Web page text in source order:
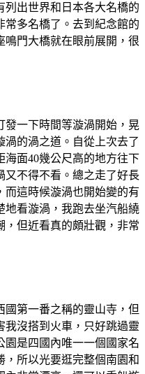
列出世界和日本各大名橋的
常多名橋了。去到紀念館的
鳴門大橋就在眼前展開，很
發一下時間等漩渦開始，晃
渦的渦之道。自從上次去了
海面40幾公尺高的地方往下
又不得不看。總之走了好長
而這時候漩渦也開始變的有
地看漩渦，我跑去坐汽船繞
，但近看真的頗壯觀，非常
國第一番之稱的靈山寺，但
我沒搭到火車，只好跳過靈
園是四國內唯一一個國家名
，所以光要逛完整個南園和